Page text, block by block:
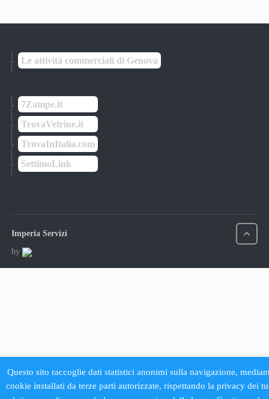
Le attività commerciali di Genova
7Zampe.it
TrovaVetrine.it
TrovaInItalia.com
SettimoLink
Imperia Servizi
by
Questo sito raccoglie dati statistici anonimi sulla navigazione,
cookie installati da terze parti autorizzate, rispettando la privacy dei